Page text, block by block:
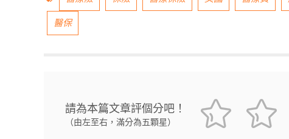
醫保
請為本篇文章評個分吧！
（由左至右，滿分為五顆星）